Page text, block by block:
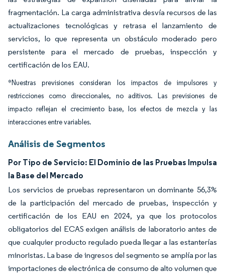
fragmentación. La carga administrativa desvía recursos de las
actualizaciones tecnológicas y retrasa el lanzamiento de
servicios, lo que representa un obstáculo moderado pero
persistente para el mercado de pruebas, inspección y
certificación de los EAU.
*Nuestras previsiones consideran los impactos de impulsores y
restricciones como direccionales, no aditivos. Las previsiones de
impacto reflejan el crecimiento base, los efectos de mezcla y las
interacciones entre variables.
Análisis de Segmentos
Por Tipo de Servicio: El Dominio de las Pruebas Impulsa
la Base del Mercado
Los servicios de pruebas representaron un dominante 56,3%
de la participación del mercado de pruebas, inspección y
certificación de los EAU en 2024, ya que los protocolos
obligatorios del ECAS exigen análisis de laboratorio antes de
que cualquier producto regulado pueda llegar a las estanterías
minoristas. La base de ingresos del segmento se amplía por las
importaciones de electrónica de consumo de alto volumen que